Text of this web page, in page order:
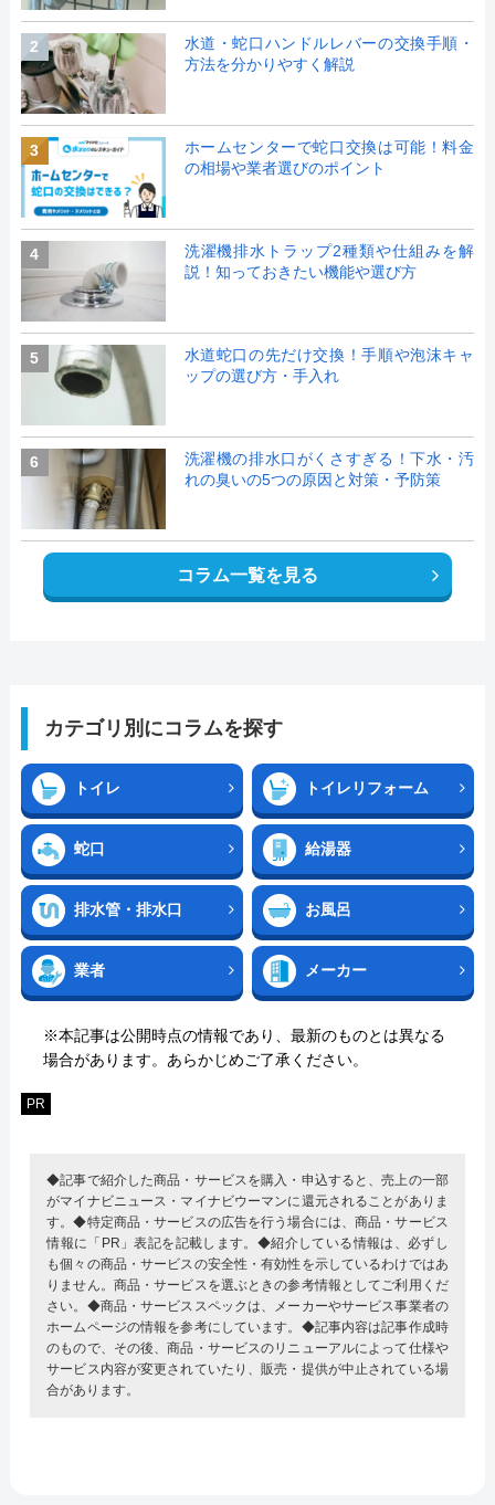
2
水道・蛇口ハンドルレバーの交換手順・
方法を分かりやすく解説
3
ホームセンターで蛇口交換は可能！料金
の相場や業者選びのポイント
4
洗濯機排水トラップ2種類や仕組みを解
説！知っておきたい機能や選び方
5
水道蛇口の先だけ交換！手順や泡沫キャ
ップの選び方・手入れ
6
洗濯機の排水口がくさすぎる！下水・汚
れの臭いの5つの原因と対策・予防策
コラム一覧を見る
カテゴリ別にコラムを探す
トイレ トイレリフォーム
蛇口 給湯器
排水管・排水口 お風呂
業者 メーカー
※本記事は公開時点の情報であり、最新のものとは異なる
場合があります。あらかじめご了承ください。
PR
◆記事で紹介した商品・サービスを購入・申込すると、売上の一部
がマイナビニュース・マイナビウーマンに還元されることがありま
す。◆特定商品・サービスの広告を行う場合には、商品・サービス
情報に「PR」表記を記載します。◆紹介している情報は、必ずし
も個々の商品・サービスの安全性・有効性を示しているわけではあ
りません。商品・サービスを選ぶときの参考情報としてご利用くだ
さい。◆商品・サービススペックは、メーカーやサービス事業者の
ホームページの情報を参考にしています。◆記事内容は記事作成時
のもので、その後、商品・サービスのリニューアルによって仕様や
サービス内容が変更されていたり、販売・提供が中止されている場
合があります。